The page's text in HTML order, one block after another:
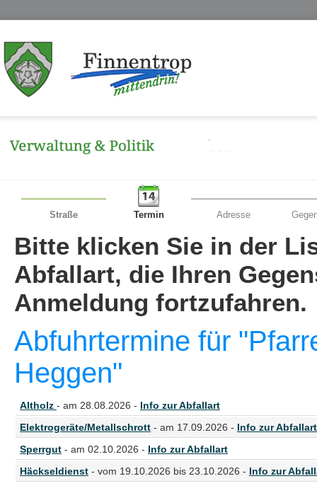
Straße Termin Adresse
Bitte klicken Sie in der
Abfallart, die Ihren
Anmeldung fortzufahren.
Abfuhrtermine für
Heggen"
Altholz - am 28.08.2026 - Info zur Abfallart
Elektrogeräte/Metallschrott - am 17.09.2026 - Info zur Abfallart
Sperrgut - am 02.10.2026 - Info zur Abfallart
Häckseldienst - vom 19.10.2026 bis 23.10.2026 - Info zur